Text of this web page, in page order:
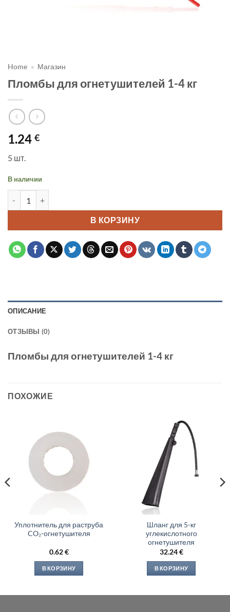
Home » Магазин
Пломбы для огнетушителей 1-4 кг
1.24 €
5 шт.
В наличии
В КОРЗИНУ
ОПИСАНИЕ
ОТЗЫВЫ (0)
Пломбы для огнетушителей 1-4 кг
ПОХОЖИЕ
Уплотнитель для раструба
CO₂-огнетушителя
0.62€
В КОРЗИНУ
Шланг для 5-кг
углекислотного
огнетушителя
32.24€
В КОРЗИНУ